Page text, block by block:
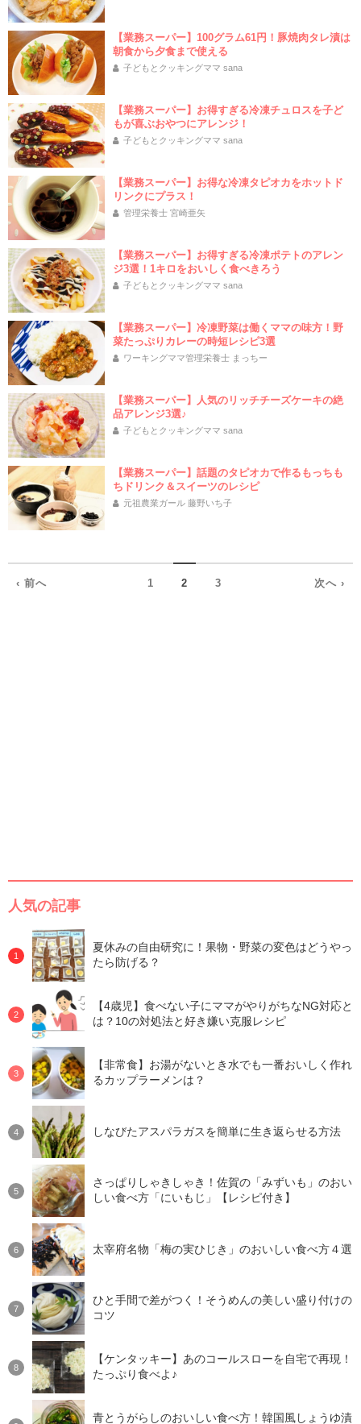
【業務スーパー】100グラム61円！豚焼肉タレ漬は
朝食から夕食まで使える
子どもとクッキングママ sana
【業務スーパー】お得すぎる冷凍チュロスを子ど
もが喜ぶおやつにアレンジ！
子どもとクッキングママ sana
【業務スーパー】お得な冷凍タピオカをホットド
リンクにプラス！
管理栄養士 宮崎亜矢
【業務スーパー】お得すぎる冷凍ポテトのアレン
ジ3選！1キロをおいしく食べきろう
子どもとクッキングママ sana
【業務スーパー】冷凍野菜は働くママの味方！野
菜たっぷりカレーの時短レシピ3選
ワーキングママ管理栄養士 まっちー
【業務スーパー】人気のリッチチーズケーキの絶
品アレンジ3選♪
子どもとクッキングママ sana
【業務スーパー】話題のタピオカで作るもっちも
ちドリンク＆スイーツのレシピ
元祖農業ガール 藤野いち子
‹ 前へ 1 2 3 次へ ›
人気の記事
夏休みの自由研究に！果物・野菜の変色はどうやっ
たら防げる？
【4歳児】食べない子にママがやりがちなNG対応と
は？10の対処法と好き嫌い克服レシピ
【非常食】お湯がないとき水でも一番おいしく作れ
るカップラーメンは？
しなびたアスパラガスを簡単に生き返らせる方法
さっぱりしゃきしゃき！佐賀の「みずいも」のおい
しい食べ方「にいもじ」【レシピ付き】
太宰府名物「梅の実ひじき」のおいしい食べ方４選
ひと手間で差がつく！そうめんの美しい盛り付けの
コツ
【ケンタッキー】あのコールスローを自宅で再現！
たっぷり食べよ♪
青とうがらしのおいしい食べ方！韓国風しょうゆ漬